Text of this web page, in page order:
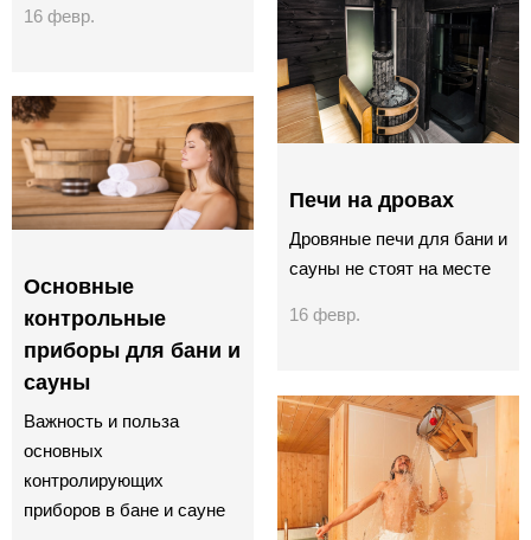
16 февр.
Печи на дровах
Дровяные печи для бани и
сауны не стоят на месте
16 февр.
Основные
контрольные
приборы для бани и
сауны
Важность и польза
основных
контролирующих
приборов в бане и сауне